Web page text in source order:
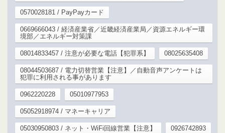
0570028181 / PayPayカード
0669666043 / 経済産業省／近畿経済産業局／資源エネルギー環
境部／エネルギー対策課
08014833457 / 注意が必要な電話【犯罪系】 08025635408
08044503687 / 電力切替営業【注意】／自動音声アンケートは
犯罪に利用される事があります
0962220228 05010977953
05052918974 / マネーキャリア
05030950803 / ネット・WiFi回線営業【注意】 0926742893